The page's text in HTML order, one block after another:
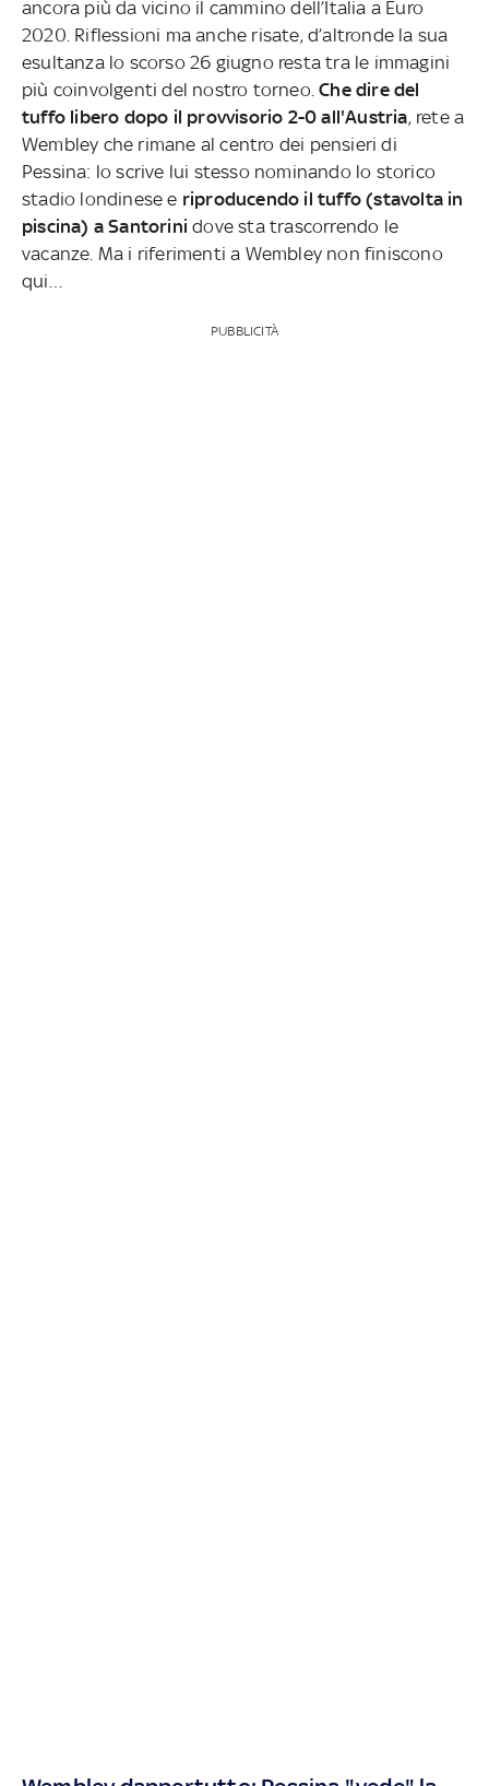
ancora più da vicino il cammino dell’Italia a Euro
2020. Riflessioni ma anche risate, d’altronde la sua
esultanza lo scorso 26 giugno resta tra le immagini
più coinvolgenti del nostro torneo.Che dire del
tuffo libero dopo il provvisorio 2-0 all'Austria, rete a
Wembley che rimane al centro dei pensieri di
Pessina: lo scrive lui stesso nominando lo storico
stadio londinese e riproducendo il tuffo (stavolta in
piscina) a Santorini dove sta trascorrendo le
vacanze. Ma i riferimenti a Wembley non finiscono
qui…
PUBBLICITÀ